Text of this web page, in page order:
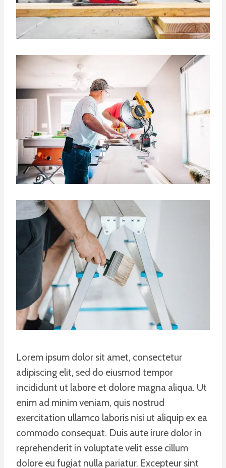
Lorem ipsum dolor sit amet, consectetur
adipiscing elit, sed do eiusmod tempor
incididunt ut labore et dolore magna aliqua. Ut
enim ad minim veniam, quis nostrud
exercitation ullamco laboris nisi ut aliquip ex ea
commodo consequat. Duis aute irure dolor in
reprehenderit in voluptate velit esse cillum
dolore eu fugiat nulla pariatur. Excepteur sint